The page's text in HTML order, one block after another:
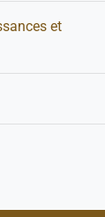
et